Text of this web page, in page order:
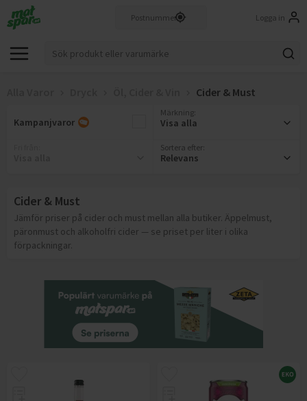
Logga in
Cider & Must
Kampanjvaror
Märkning
Visa alla
Sortera efter:
Relevans
Cider & Must
Jämför priser på cider och must mellan alla butiker. Äppelmust,
päronmust och alkoholfri cider — se priset per liter i olika
förpackningar.